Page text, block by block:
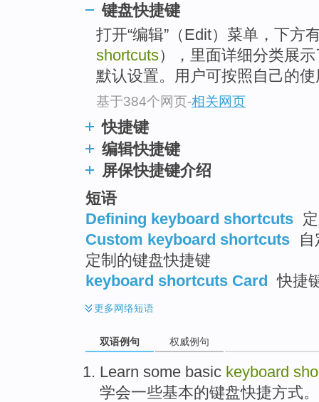
键盘快捷键
打开“编辑”（Edit）菜单，下方
shortcuts），里面详细分类展
默认设置。用户可按照自己的
基于384个网页-相关网页
快捷键
编辑快捷键
屏保快捷键介绍
短语
Defining keyboard shortcuts
Custom keyboard shortcuts
定制的键盘快捷键
keyboard shortcuts Card 快捷
更多网络短语
双语例句 权威例句
Learn some basic keyboard
学会一些基本的键盘快捷方式。